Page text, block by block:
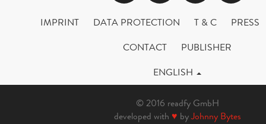
IMPRINT DATA PROTECTION T & C
PRESS
CONTACT
PUBLISHER
ENGLISH
© 2016 readfy GmbH
developed with ♥ byJohnny Bytes